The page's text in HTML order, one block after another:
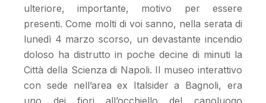
ulteriore, importante, motivo per essere
presenti. Come molti di voi sanno, nella serata di
lunedì 4 marzo scorso, un devastante incendio
doloso ha distrutto in poche decine di minuti la
Città della Scienza di Napoli. Il museo interattivo
con sede nell’area ex Italsider a Bagnoli, era
uno dei fiori all’occhiello del capoluogo